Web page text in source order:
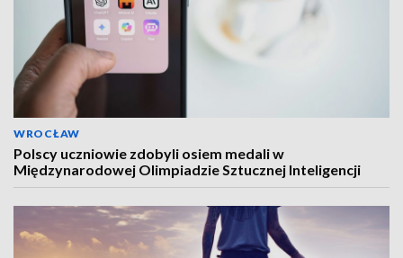
WROCŁAW
Polscy uczniowie zdobyli osiem medali w
Międzynarodowej Olimpiadzie Sztucznej Inteligencji